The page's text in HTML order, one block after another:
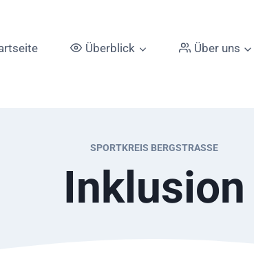
Überblick Über uns
SPORTKREIS BERGSTRASSE
Inklusion